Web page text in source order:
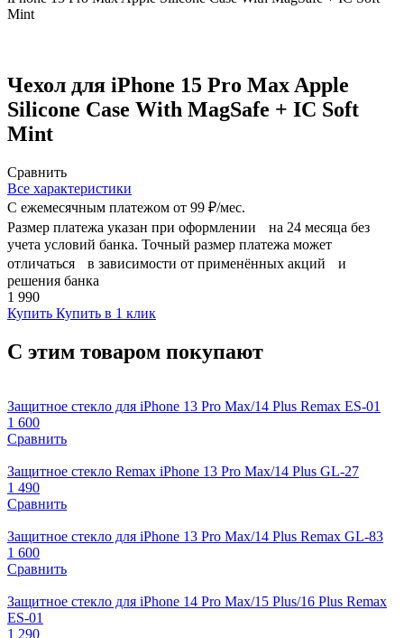
Mint
Чехол для iPhone 15 Pro Max Apple
Silicone Case With MagSafe + IC Soft
Mint
Сравнить
Все характеристики
С ежемесячным платежом от 99 ₽/мес.
Размер платежа указан при оформлении на 24 месяца без
учета условий банка. Точный размер платежа может
отличаться в зависимости от применённых акций и
решения банка
1 990
Купить Купить в 1 клик
С этим товаром покупают
Защитное стекло для iPhone 13 Pro Max/14 Plus Remax ES-01
1 600
Сравнить
Защитное стекло Remax iPhone 13 Pro Max/14 Plus GL-27
1 490
Сравнить
Защитное стекло для iPhone 13 Pro Max/14 Plus Remax GL-83
1 600
Сравнить
Защитное стекло для iPhone 14 Pro Max/15 Plus/16 Plus Remax
ES-01
1 290